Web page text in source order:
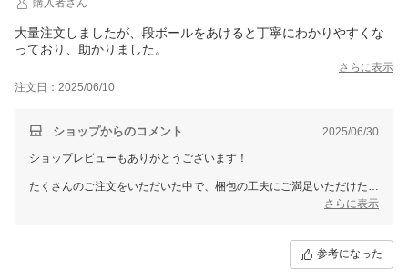
大量注文しましたが、段ボールをあけると丁寧にわかりやすくな
っており、助かりました。
さらに表示
注文日：2025/06/10
ショップからのコメント 2025/06/30
ショップレビューもありがとうございます！
たくさんのご注文をいただいた中で、梱包の工夫にご満足いただけたと
今後もスムーズで安心できるお買い物体験をご提供できるよう努めてま
さらに表示
参考になった